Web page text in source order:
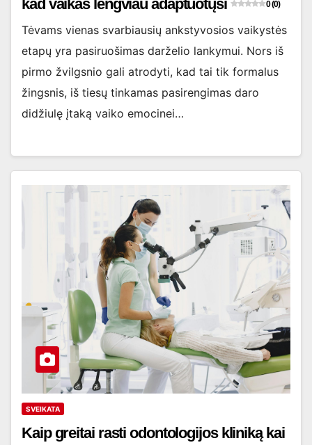
kad vaikas lengviau adaptuotųsi
0 (0)
Tėvams vienas svarbiausių ankstyvosios vaikystės
etapų yra pasiruošimas darželio lankymui. Nors iš
pirmo žvilgsnio gali atrodyti, kad tai tik formalus
žingsnis, iš tiesų tinkamas pasirengimas daro
didžiulę įtaką vaiko emocinei…
SVEIKATA
Kaip greitai rasti odontologijos kliniką kai